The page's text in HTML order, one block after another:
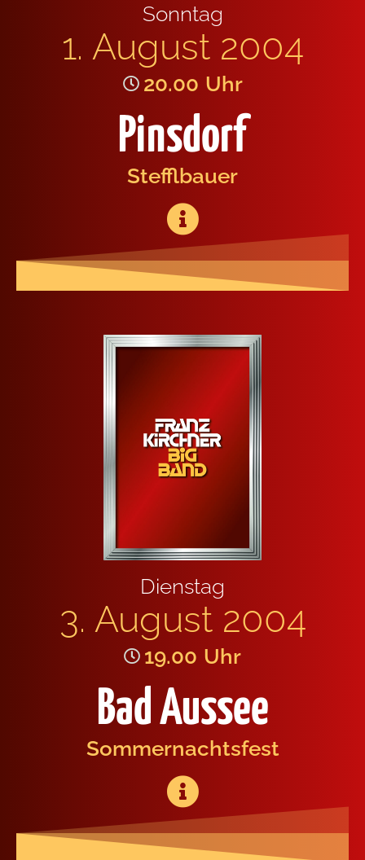
Sonn­tag
1. August 2004
20.00 Uhr
Pinsdorf
Stef­fl­bau­er
Diens­tag
3. August 2004
19.00 Uhr
Bad Aussee
Som­mer­nachts­fest